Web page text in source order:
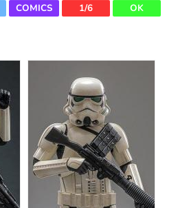
COMICS 1/6
OK